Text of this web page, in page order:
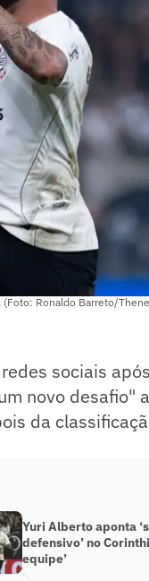
Ronaldo Barreto/
sociais
novo desafio"
da
Yuri Alberto aponta
defensivo’ no
equipe’